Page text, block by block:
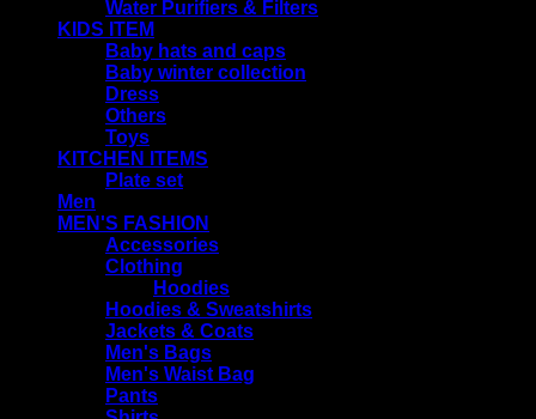
Water Purifiers & Filters
KIDS ITEM
Baby hats and caps
Baby winter collection
Dress
Others
Toys
KITCHEN ITEMS
Plate set
Men
MEN'S FASHION
Accessories
Clothing
Hoodies
Hoodies & Sweatshirts
Jackets & Coats
Men's Bags
Men's Waist Bag
Pants